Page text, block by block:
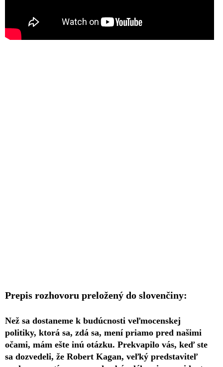
Prepis rozhovoru preložený do slovenčiny:
Než sa dostaneme k budúcnosti veľmocenskej
politiky, ktorá sa, zdá sa, mení priamo pred našimi
očami, mám ešte inú otázku. Prekvapilo vás, keď ste
sa dozvedeli, že Robert Kagan, veľký predstaviteľ